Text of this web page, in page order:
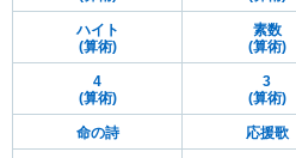
ハイト
(算術)
素数
(算術)
4
(算術)
3
(算術)
命の詩 応援歌